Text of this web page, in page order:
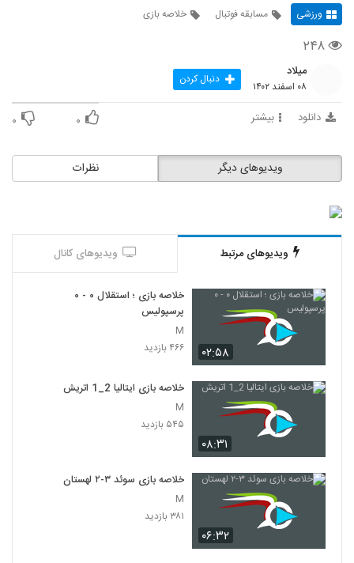
ورزشی مسابقه فوتبال خلاصه بازی
۲۴۸
میلاد
۰۸ اسفند ۱۴۰۲ دنبال کردن
دانلود بیشتر ۰ ۰
نظرات ویدیوهای دیگر
ویدیوهای مرتبط ویدیوهای کانال
۰۲:۵۸
خلاصه بازی ؛ استقلال ۰ - ۰
پرسپولیس
M
۴۶۶ بازدید
۰۸:۳۱
خلاصه بازی ایتالیا 2_1 اتريش
M
۵۴۵ بازدید
۰۶:۳۲
خلاصه بازی سوئد ۳-۲ لهستان
M
۳۸۱ بازدید